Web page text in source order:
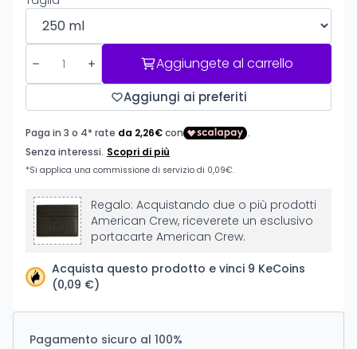
Aggiungete al carrello
Aggiungi ai preferiti
Regalo: Acquistando due o più prodotti
American Crew, riceverete un esclusivo
portacarte American Crew.
Acquista questo prodotto e vinci 9 KeCoins
(0,09 €)
Pagamento sicuro al 100%